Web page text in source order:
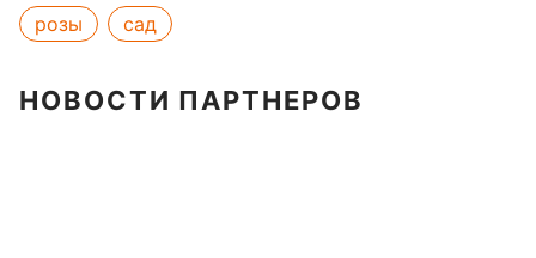
розы сад
НОВОСТИ ПАРТНЕРОВ